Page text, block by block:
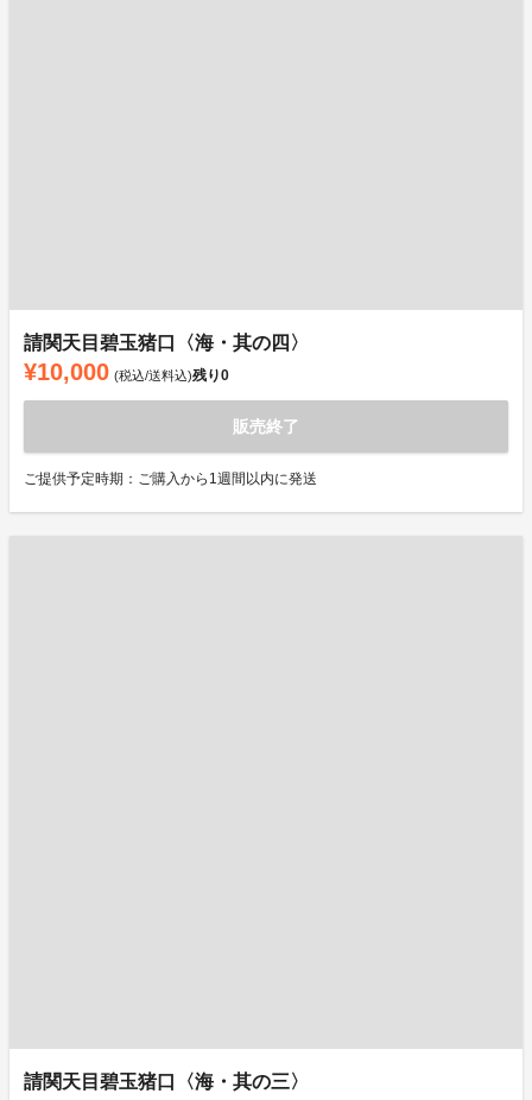
請関天目碧玉猪口〈海・其の四〉
¥10,000 (税込/送料込)残り0
販売終了
ご提供予定時期：ご購入から1週間以内に発送
請関天目碧玉猪口〈海・其の三〉